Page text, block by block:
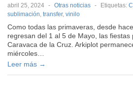
abril 25, 2024 - Otras noticias - Etiquetas:
sublimación, transfer, vinilo
Como todas las primaveras, desde
regresan del 1 al 5 de Mayo, las fiestas
Caravaca de la Cruz. Arkiplot
miércoles…
Leer más →